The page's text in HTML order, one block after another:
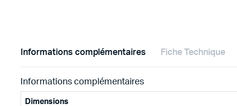
Informations complémentaires Fiche Technique
Informations complémentaires
Dimensions